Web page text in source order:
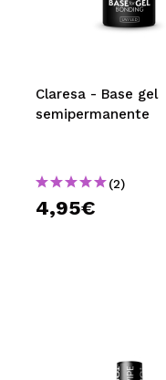
MAQUIFARMA
TRAVEL SIZE
NATURE
SPECIALE
OUTLET
Claresa - Base gel
semipermanente
(2)
4,95€